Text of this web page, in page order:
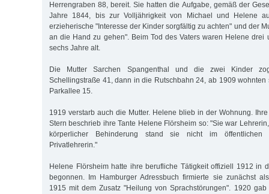
Herrengraben 88, bereit. Sie hatten die Aufgabe, gemäß der
Jahre 1844, bis zur Volljährigkeit von Michael und Helene
erzieherische "Interesse der Kinder sorgfältig zu achten" und der
an die Hand zu gehen". Beim Tod des Vaters waren Helene drei
sechs Jahre alt.
Die Mutter Sarchen Spangenthal und die zwei Kinder
Schellingstraße 41, dann in die Rutschbahn 24, ab 1909 wohnten
Parkallee 15.
1919 verstarb auch die Mutter. Helene blieb in der Wohnung.
Stern beschrieb ihre Tante Helene Flörsheim so: "Sie war
körperlicher Behinderung stand sie nicht im öffentlichen
Privatlehrerin."
Helene Flörsheim hatte ihre berufliche Tätigkeit offiziell 1912 in
begonnen. Im Hamburger Adressbuch firmierte sie zunächst
1915 mit dem Zusatz "Heilung von Sprachstörungen". 1920